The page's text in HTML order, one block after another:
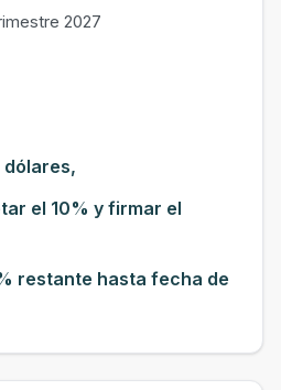
2027
dólares,
el 10% y firmar el
restante hasta fecha de